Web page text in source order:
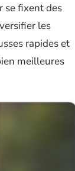
se fixent des
les
rapides et
meilleures